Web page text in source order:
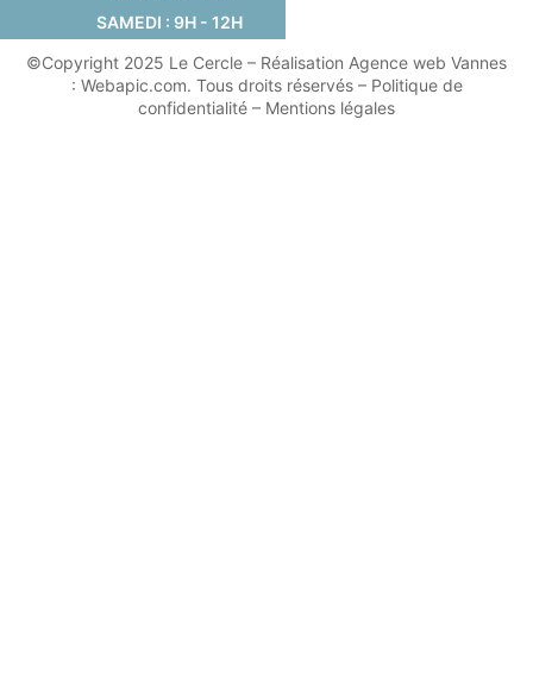
SAMEDI : 9H - 12H
©Copyright 2025 Le Cercle – Réalisation Agence web Vannes
: Webapic.com. Tous droits réservés – Politique de
confidentialité – Mentions légales